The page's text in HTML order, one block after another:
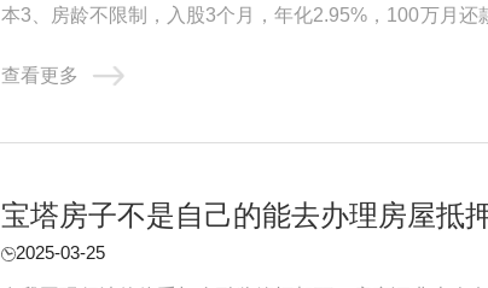
本3、房龄不限制，入股3个月，年化2.95%，100万月
查看更多
宝塔房子不是自己的能去办理房屋抵
2025-03-25